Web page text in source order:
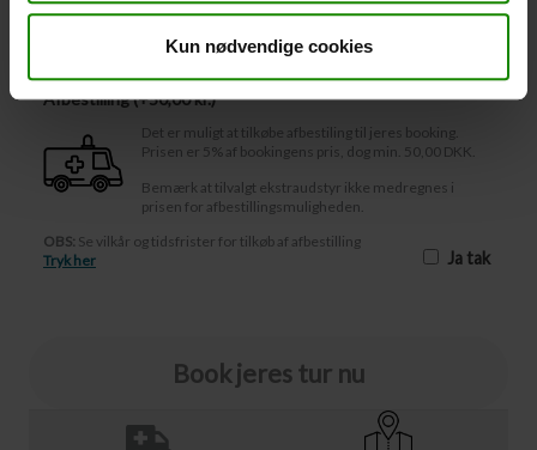
Kun nødvendige cookies
Afbestilling
Afbestilling ( 50,00 kr.)
Det er muligt at tilkøbe afbestiling til jeres booking.
Prisen er 5% af bookingens pris, dog min. 50,00 DKK.
Bemærk at tilvalgt ekstraudstyr ikke medregnes i
prisen for afbestillingsmuligheden.
OBS: Se vilkår og tidsfrister for tilkøb af afbestilling
Tryk her
Ja tak
Book jeres tur nu